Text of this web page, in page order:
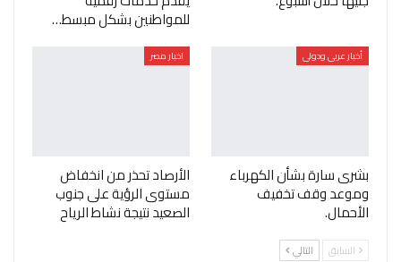
للمواطنين بشكل مبسط…
أخبار عربى ودولى
بشرى سارة بشأن الكهرباء
وموعد وقف تخفيف
الأحمال.
اخبار مصر
الأرصاد تحذر من انخفاض
مستوى الرؤية على جنوب
الصعيد نتيجة نشاط الرياح
السابق التالي